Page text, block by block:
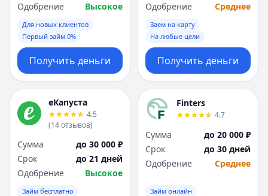
Одобрение
Высокое
Для новых клиентов
Первый займ 0%
Получить деньги
Одобрение
Среднее
Заем на карту
На любые цели
Получить деньги
еКапуста
4.5
(14отзывов)
Сумма
до 30 000 ₽
Срок
до 21 дней
Одобрение
Высокое
Займ бесплатно
Finters
4.7
Сумма
до 20 000 ₽
Срок
до 30 дней
Одобрение
Среднее
Займ онлайн